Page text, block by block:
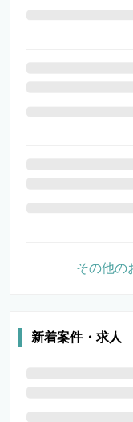
その他の
新着案件・求人